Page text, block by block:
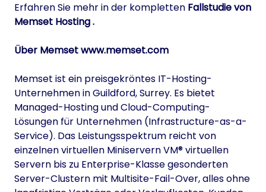
Erfahren Sie mehr in der kompletten Fallstudie von
Memset Hosting .
Über Memsetwww.memset.com
Memset ist ein preisgekröntes IT-Hosting-
Unternehmen in Guildford, Surrey. Es bietet
Managed-Hosting und Cloud-Computing-
Lösungen für Unternehmen (Infrastructure-as-a-
Service). Das Leistungsspektrum reicht von
einzelnen virtuellen Miniservern VM® virtuellen
Servern bis zu Enterprise-Klasse gesonderten
Server-Clustern mit Multisite-Fail-Over, alles ohne